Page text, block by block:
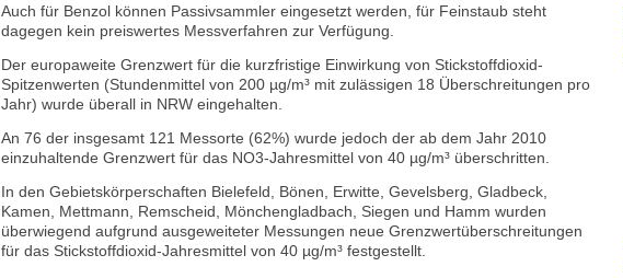
Auch für Benzol können Passivsammler eingesetzt werden, für Feinstaub steht
dagegen kein preiswertes Messverfahren zur Verfügung.
Der europaweite Grenzwert für die kurzfristige Einwirkung von Stickstoffdioxid-
Spitzenwerten (Stundenmittel von 200 µg/m³ mit zulässigen 18 Überschreitungen pro
Jahr) wurde überall in NRW eingehalten.
An 76 der insgesamt 121 Messorte (62%) wurde jedoch der ab dem Jahr 2010
einzuhaltende Grenzwert für das NO3-Jahresmittel von 40 µg/m³ überschritten.
In den Gebietskörperschaften Bielefeld, Bönen, Erwitte, Gevelsberg, Gladbeck,
Kamen, Mettmann, Remscheid, Mönchengladbach, Siegen und Hamm wurden
überwiegend aufgrund ausgeweiteter Messungen neue Grenzwertüberschreitungen
für das Stickstoffdioxid-Jahresmittel von 40 µg/m³ festgestellt.